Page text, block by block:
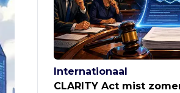
Internationaal
CLARITY Act mist